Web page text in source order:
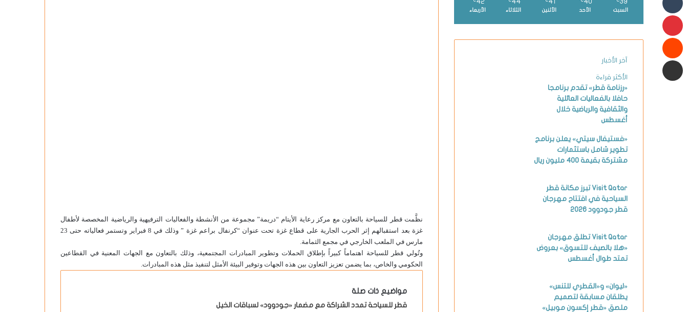
نظَّمت قطر للسياحة بالتعاون مع مركز رعاية الأيتام “دريمة” مجموعة من الأنشطة والفعاليات الترفيهية والرياضية المخصصة لأطفال
غزة بعد استقبالهم إثر الحرب الجارية على قطاع غزة تحت عنوان “كرنفال براعم غزة ” وذلك في 8 فبراير وتستمر فعالياته حتى 23
مارس في الملعب الخارجي في مجمع الثمامة.
وتُولي قطر للسياحة اهتماماً كبيراً بإطلاق الحملات وتطوير المبادرات المجتمعية، وذلك بالتعاون مع الجهات المعنية في القطاعين
الحكومي والخاص، بما يضمن تعزيز التعاون بين هذه الجهات وتوفير البيئة الأمثل لتنفيذ مثل هذه المبادرات.
مواضيع ذات صلة
قطر للسياحة تمدد الشراكة مع مضمار «جودوود» لسباقات الخيل
السبت الأحد الأثنين الثلاثاء الأربعاء
آخر الأخبار
الأكثر قراءة
«رزنامة قطر» تقدم برنامجا
حافلا بالفعاليات العائلية
والثقافية والرياضية خلال
أغسطس
«فستيفال سيتي» يعلن برنامج
تطوير شامل باستثمارات
مشتركة بقيمة 400 مليون ريال
Visit Qatar تبرز مكانة قطر
السياحية في افتتاح مهرجان
قطر جودوود 2026
Visit Qatar تطلق مهرجان
«هلا بالصيف للتسوق» بعروض
تمتد طوال أغسطس
«ليوان» و«القطري للتنس»
يطلقان مسابقة لتصميم
ملصق «قطر إكسون موبيل»
بينتيريست
شارك عبر البريد الإلكتروني